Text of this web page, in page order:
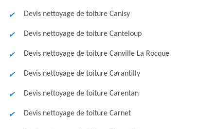
Devis nettoyage de toiture Canisy
Devis nettoyage de toiture Canteloup
Devis nettoyage de toiture Canville La Rocque
Devis nettoyage de toiture Carantilly
Devis nettoyage de toiture Carentan
Devis nettoyage de toiture Carnet